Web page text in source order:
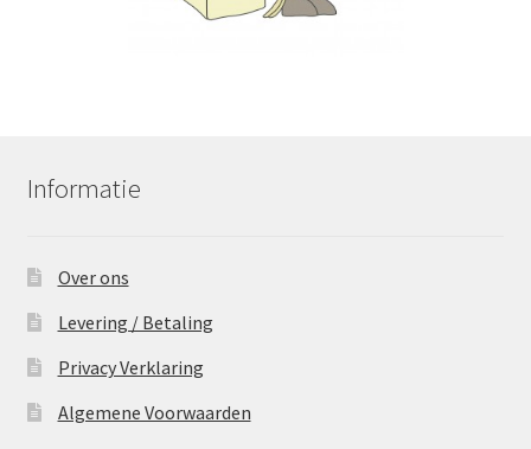
Informatie
Over ons
Levering / Betaling
Privacy Verklaring
Algemene Voorwaarden